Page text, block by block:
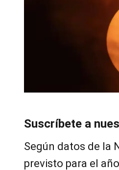
Suscríbete a
Según datos de la
previsto para el